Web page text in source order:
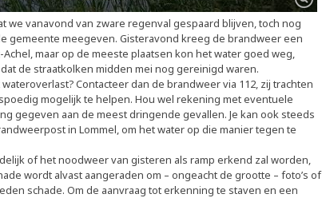
we vanavond van zware regenval gespaard blijven, toch nog
gemeente meegeven. Gisteravond kreeg de brandweer een
maar op de meeste plaatsen kon het water goed weg,
de straatkolken midden mei nog gereinigd waren.
Contacteer dan de brandweer via 112, zij trachten
mogelijk te helpen. Hou wel rekening met eventuele
gegeven aan de meest dringende gevallen. Je kan ook steeds
in Lommel, om het water op die manier tegen te
of het noodweer van gisteren als ramp erkend zal worden,
wordt alvast aangeraden om – ongeacht de grootte – foto’s of
schade. Om de aanvraag tot erkenning te staven en een